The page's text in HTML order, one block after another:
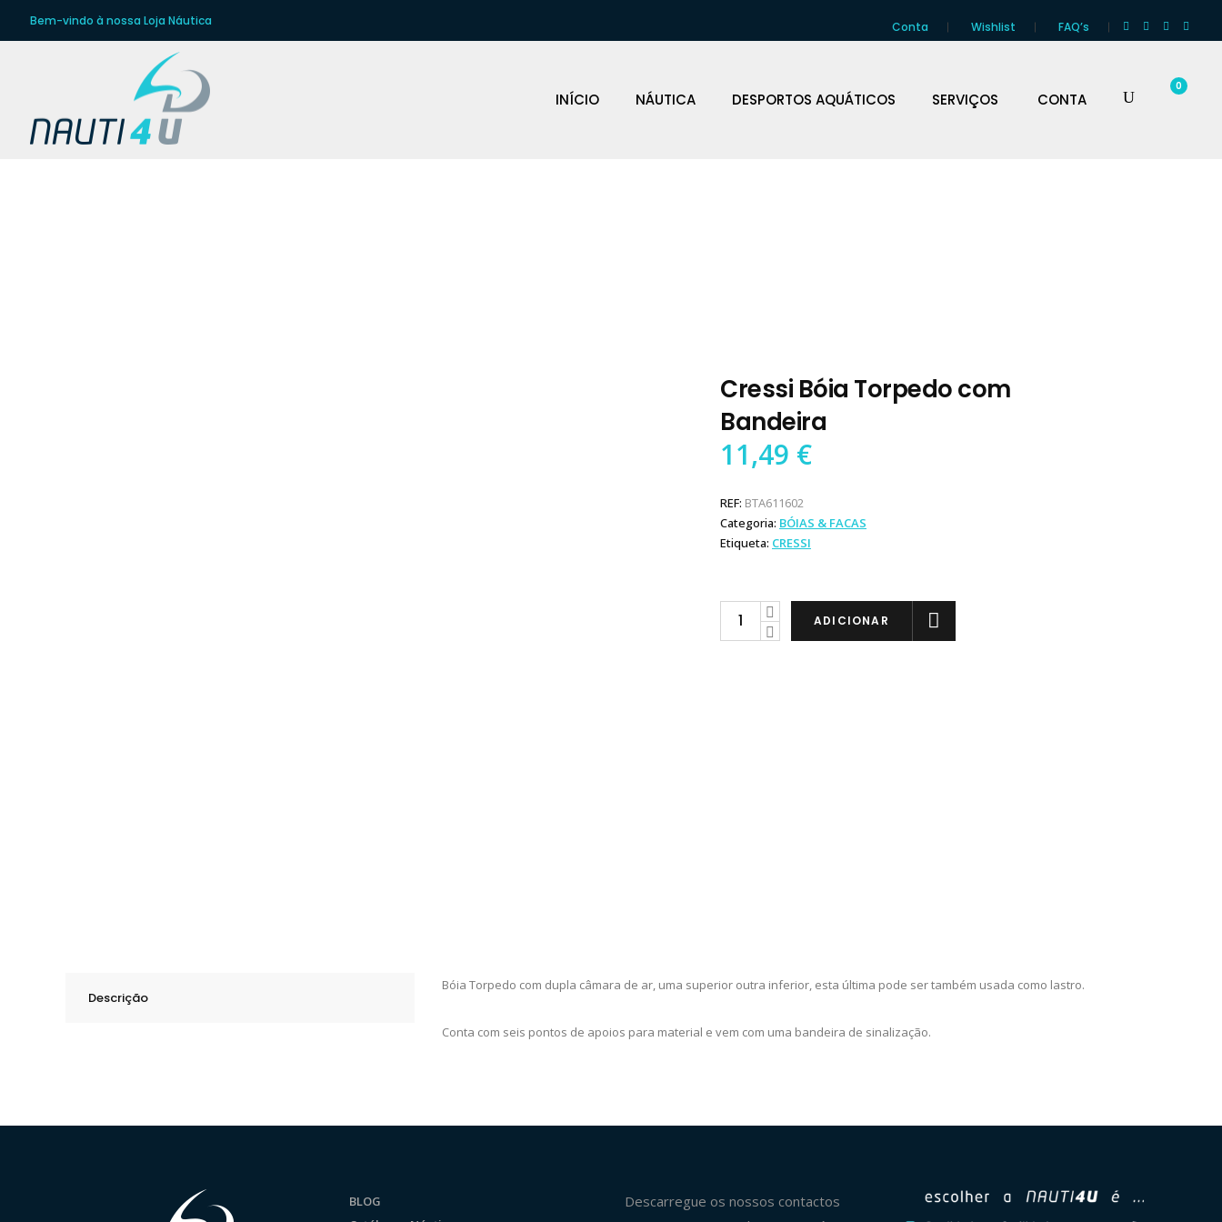
Bem-vindo à nossa Loja Náutica Conta Wishlist FAQ’s
INÍCIO NÁUTICA DESPORTOS AQUÁTICOS SERVIÇOS CONTA
0
Cressi Bóia Torpedo com
Bandeira
11,49 €
REF: BTA611602
Categoria: BÓIAS & FACAS
Etiqueta: CRESSI
Cressi
ADICIONAR
Descrição
Bóia Torpedo com dupla câmara de ar, uma superior outra inferior, esta última pode ser também usada como lastro.
Conta com seis pontos de apoios para material e vem com uma bandeira de sinalização.
BLOG
Descarregue os nossos contactos